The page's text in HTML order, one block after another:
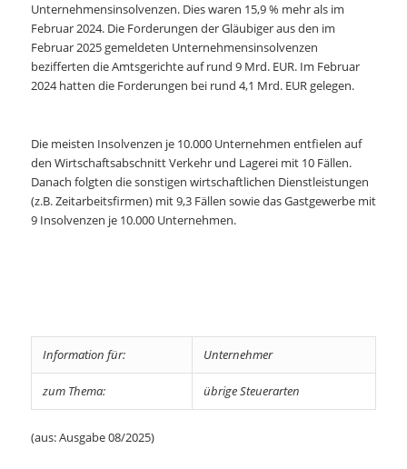
Unternehmensinsolvenzen. Dies waren 15,9 % mehr als im
Februar 2024. Die Forderungen der Gläubiger aus den im
Februar 2025 gemeldeten Unternehmensinsolvenzen
bezifferten die Amtsgerichte auf rund 9 Mrd. EUR. Im Februar
2024 hatten die Forderungen bei rund 4,1 Mrd. EUR gelegen.
Die meisten Insolvenzen je 10.000 Unternehmen entfielen auf
den Wirtschaftsabschnitt Verkehr und Lagerei mit 10 Fällen.
Danach folgten die sonstigen wirtschaftlichen Dienstleistungen
(z.B. Zeitarbeitsfirmen) mit 9,3 Fällen sowie das Gastgewerbe mit
9 Insolvenzen je 10.000 Unternehmen.
Information für: Unternehmer
zum Thema: übrige Steuerarten
(aus: Ausgabe 08/2025)